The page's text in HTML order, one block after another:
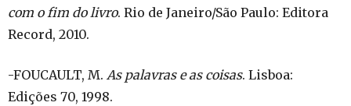
com o fim do livro. Rio de Janeiro/São Paulo: Editora
Record, 2010.
-FOUCAULT, M. As palavras e as coisas. Lisboa:
Edições 70, 1998.